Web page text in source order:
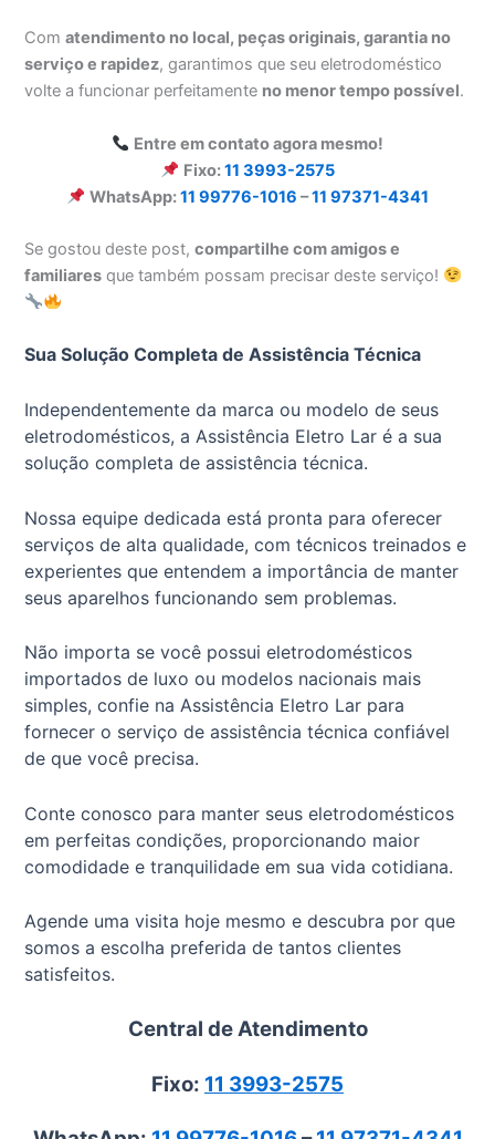
Comatendimento no local, peças originais, garantia no
serviço e rapidez, garantimos que seu eletrodoméstico
volte a funcionar perfeitamente no menor tempo possível.
Entre em contato agora mesmo!
Fixo:11 3993-2575
WhatsApp:11 99776-1016 –11 97371-4341
Se gostou deste post,compartilhe com amigos e
familiares que também possam precisar deste serviço!
Sua Solução Completa de Assistência Técnica
Independentemente da marca ou modelo de seus
eletrodomésticos, a Assistência Eletro Lar é a sua
solução completa de assistência técnica.
Nossa equipe dedicada está pronta para oferecer
serviços de alta qualidade, com técnicos treinados e
experientes que entendem a importância de manter
seus aparelhos funcionando sem problemas.
Não importa se você possui eletrodomésticos
importados de luxo ou modelos nacionais mais
simples, confie na Assistência Eletro Lar para
fornecer o serviço de assistência técnica confiável
de que você precisa.
Conte conosco para manter seus eletrodomésticos
em perfeitas condições, proporcionando maior
comodidade e tranquilidade em sua vida cotidiana.
Agende uma visita hoje mesmo e descubra por que
somos a escolha preferida de tantos clientes
satisfeitos.
Central de Atendimento
Fixo: 11 3993-2575